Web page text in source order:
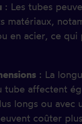
: Les tubes
matériaux,
en acier, ce
: La
tube affectent
longs ou avec
coûter